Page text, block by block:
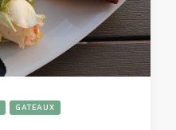
GATEAUX